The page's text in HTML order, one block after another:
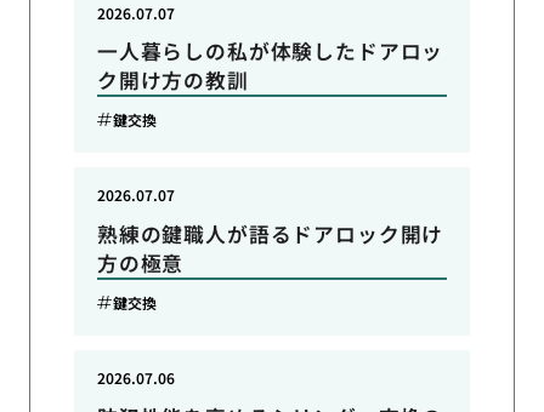
一人暮らしの私が体験したドアロッ
ク開け方の教訓
2026.07.07
鍵交換
熟練の鍵職人が語るドアロック開け
方の極意
2026.07.07
鍵交換
2026.07.06